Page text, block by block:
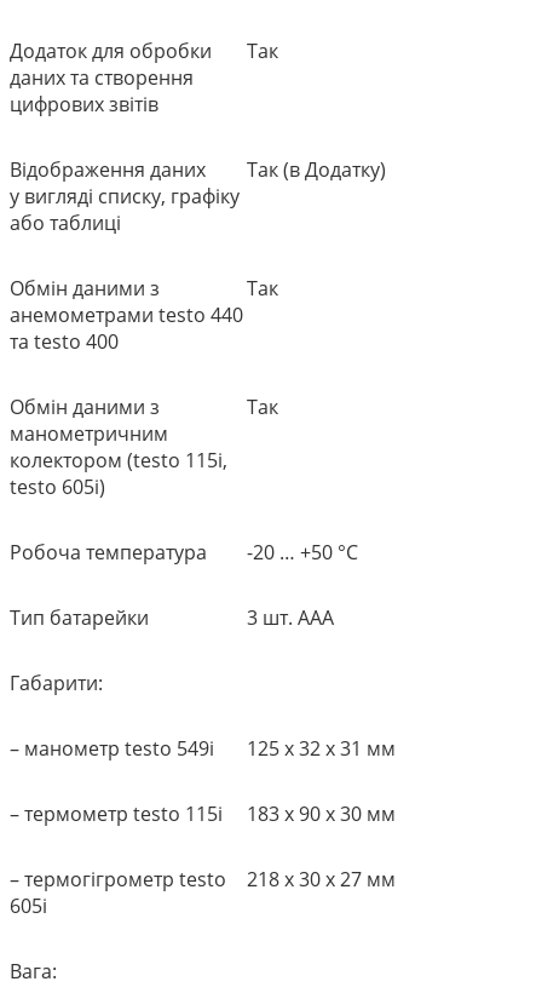
Додаток для обробки
даних та створення
цифрових звітів
Так
Відображення даних
у вигляді списку, графіку
або таблиці
Так (в Додатку)
Обмін даними з
анемометрами testo 440
та testo 400
Так
Обмін даними з
манометричним
колектором (testo 115i,
testo 605i)
Так
Робоча температура -20 … +50 °C
Тип батарейки 3 шт. AAA
Габарити:
– манометр testo 549i 125 x 32 x 31 мм
– термометр testo 115i 183 x 90 x 30 мм
– термогігрометр testo
605i
218 x 30 x 27 мм
Вага: